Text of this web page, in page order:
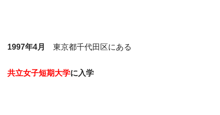
1997年4月 東京都千代田区にある
共立女子短期大学に入学